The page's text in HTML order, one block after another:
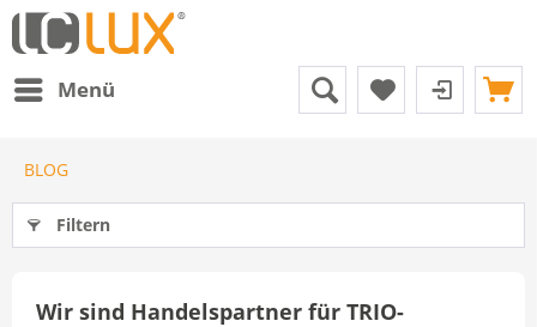
Menü
BLOG
Filtern
Wir sind Handelspartner für TRIO-